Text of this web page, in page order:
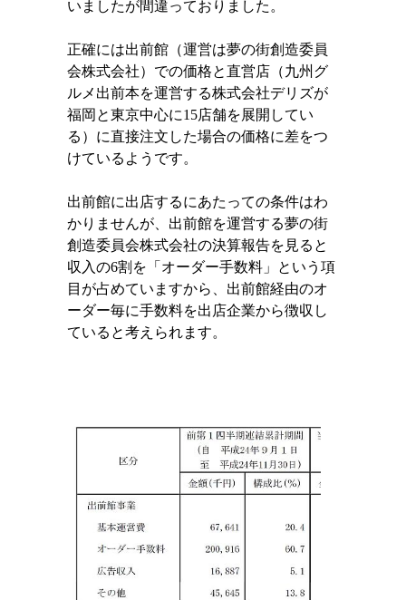
いましたが間違っておりました。
正確には出前館（運営は夢の街創造委員
会株式会社）での価格と直営店（九州グ
ルメ出前本を運営する株式会社デリズが
福岡と東京中心に15店舗を展開してい
る）に直接注文した場合の価格に差をつ
けているようです。
出前館に出店するにあたっての条件はわ
かりませんが、出前館を運営する夢の街
創造委員会株式会社の決算報告を見ると
収入の6割を「オーダー手数料」という項
目が占めていますから、出前館経由のオ
ーダー毎に手数料を出店企業から徴収し
ていると考えられます。